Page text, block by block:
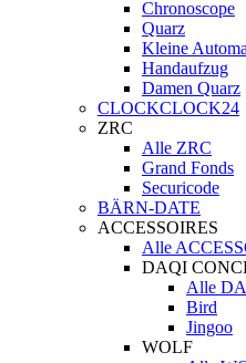
Chronoscope
Quarz
Kleine
Handaufzug
Damen Quarz
CLOCKCLOCK24
ZRC
Alle ZRC
Grand Fonds
Securicode
BÄRN-DATE
ACCESSOIRES
Alle
DAQI
Alle
Bird
Jingoo
WOLF